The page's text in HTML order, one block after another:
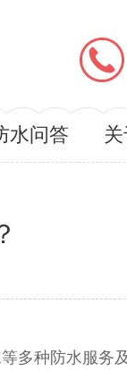
水问答
多种防水服务